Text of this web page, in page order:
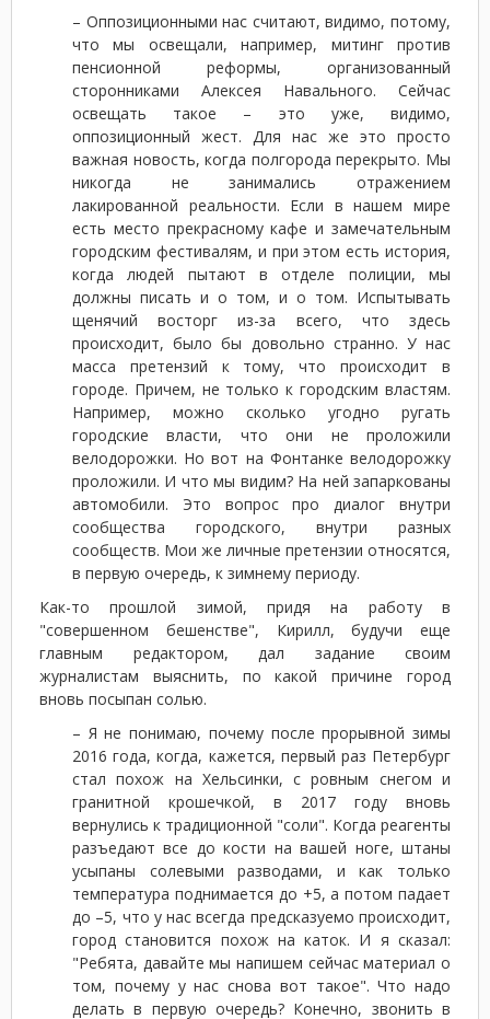
– Оппозиционными нас считают, видимо, потому,
что мы освещали, например, митинг против
пенсионной реформы, организованный
сторонниками Алексея Навального. Сейчас
освещать такое – это уже, видимо,
оппозиционный жест. Для нас же это просто
важная новость, когда полгорода перекрыто. Мы
никогда не занимались отражением
лакированной реальности. Если в нашем мире
есть место прекрасному кафе и замечательным
городским фестивалям, и при этом есть история,
когда людей пытают в отделе полиции, мы
должны писать и о том, и о том. Испытывать
щенячий восторг из-за всего, что здесь
происходит, было бы довольно странно. У нас
масса претензий к тому, что происходит в
городе. Причем, не только к городским властям.
Например, можно сколько угодно ругать
городские власти, что они не проложили
велодорожки. Но вот на Фонтанке велодорожку
проложили. И что мы видим? На ней запаркованы
автомобили. Это вопрос про диалог внутри
сообщества городского, внутри разных
сообществ. Мои же личные претензии относятся,
в первую очередь, к зимнему периоду.
Как-то прошлой зимой, придя на работу в
"совершенном бешенстве", Кирилл, будучи еще
главным редактором, дал задание своим
журналистам выяснить, по какой причине город
вновь посыпан солью.
– Я не понимаю, почему после прорывной зимы
2016 года, когда, кажется, первый раз Петербург
стал похож на Хельсинки, с ровным снегом и
гранитной крошечкой, в 2017 году вновь
вернулись к традиционной "соли". Когда реагенты
разъедают все до кости на вашей ноге, штаны
усыпаны солевыми разводами, и как только
температура поднимается до +5, а потом падает
до –5, что у нас всегда предсказуемо происходит,
город становится похож на каток. И я сказал:
"Ребята, давайте мы напишем сейчас материал о
том, почему у нас снова вот такое". Что надо
делать в первую очередь? Конечно, звонить в